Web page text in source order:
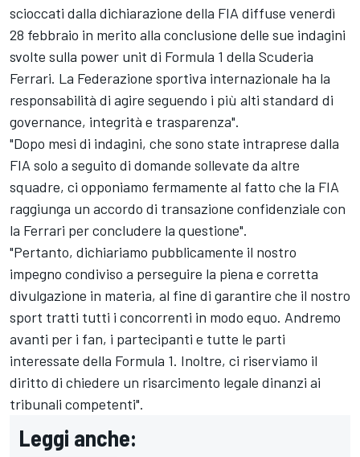
scioccati dalla dichiarazione della FIA diffuse venerdì
28 febbraio in merito alla conclusione delle sue indagini
svolte sulla power unit di Formula 1 della Scuderia
Ferrari. La Federazione sportiva internazionale ha la
responsabilità di agire seguendo i più alti standard di
governance, integrità e trasparenza".
"Dopo mesi di indagini, che sono state intraprese dalla
FIA solo a seguito di domande sollevate da altre
squadre, ci opponiamo fermamente al fatto che la FIA
raggiunga un accordo di transazione confidenziale con
la Ferrari per concludere la questione".
"Pertanto, dichiariamo pubblicamente il nostro
impegno condiviso a perseguire la piena e corretta
divulgazione in materia, al fine di garantire che il nostro
sport tratti tutti i concorrenti in modo equo. Andremo
avanti per i fan, i partecipanti e tutte le parti
interessate della Formula 1. Inoltre, ci riserviamo il
diritto di chiedere un risarcimento legale dinanzi ai
tribunali competenti".
Leggi anche: